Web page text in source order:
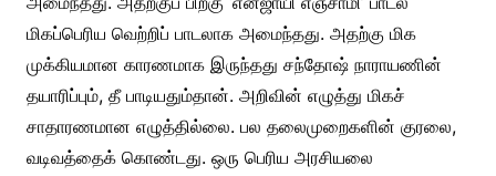
மிகப்பெரிய வெற்றிப் பாடலாக அமைந்தது. அதற்கு மிக
முக்கியமான காரணமாக இருந்தது சந்தோஷ் நாராயணின்
தயாரிப்பும், தீ பாடியதும்தான். அறிவின் எழுத்து மிகச்
சாதாரணமான எழுத்தில்லை. பல தலைமுறைகளின் குரலை,
வடிவத்தைக் கொண்டது. ஒரு பெரிய அரசியலை